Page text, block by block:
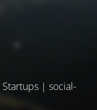
| social-